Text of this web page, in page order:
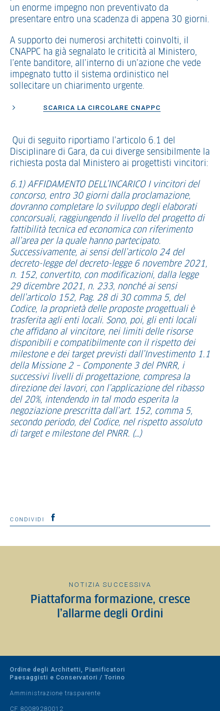
un enorme impegno non preventivato da
presentare entro una scadenza di appena 30 giorni.
A supporto dei numerosi architetti coinvolti, il
CNAPPC ha già segnalato le criticità al Ministero,
l’ente banditore, all’interno di un’azione che vede
impegnato tutto il sistema ordinistico nel
sollecitare un chiarimento urgente.
SCARICA LA CIRCOLARE CNAPPC
Qui di seguito riportiamo l’articolo 6.1 del
Disciplinare di Gara, da cui diverge sensibilmente la
richiesta posta dal Ministero ai progettisti vincitori:
6.1) AFFIDAMENTO DELL’INCARICO I vincitori del
concorso, entro 30 giorni dalla proclamazione,
dovranno completare lo sviluppo degli elaborati
concorsuali, raggiungendo il livello del progetto di
fattibilità tecnica ed economica con riferimento
all’area per la quale hanno partecipato.
Successivamente, ai sensi dell’articolo 24 del
decreto-legge del decreto-legge 6 novembre 2021,
n. 152, convertito, con modificazioni, dalla legge
29 dicembre 2021, n. 233, nonché ai sensi
dell’articolo 152, Pag. 28 di 30 comma 5, del
Codice, la proprietà delle proposte progettuali è
trasferita agli enti locali. Sono, poi, gli enti locali
che affidano al vincitore, nei limiti delle risorse
disponibili e compatibilmente con il rispetto dei
milestone e dei target previsti dall’Investimento 1.1
della Missione 2 – Componente 3 del PNRR, i
successivi livelli di progettazione, compresa la
direzione dei lavori, con l’applicazione del ribasso
del 20%, intendendo in tal modo esperita la
negoziazione prescritta dall’art. 152, comma 5,
secondo periodo, del Codice, nel rispetto assoluto
di target e milestone del PNRR. (…)
CONDIVIDI
NOTIZIA SUCCESSIVA
Piattaforma formazione, cresce
l’allarme degli Ordini
Ordine degli Architetti, Pianificatori
Paesaggisti e Conservatori / Torino
Amministrazione trasparente
CF 80089280012